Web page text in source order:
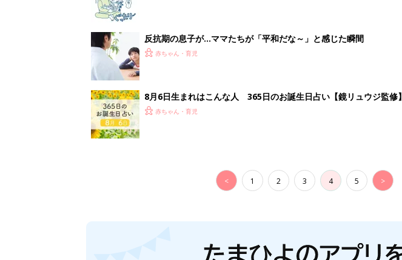
反抗期の息子が...ママたちが「平和だな～」と感じた瞬間
赤ちゃん・育児
8月6日生まれはこんな人 365日のお誕生日占い【鏡リュウジ監修】
赤ちゃん・育児
< 1 2 3 4 5 >